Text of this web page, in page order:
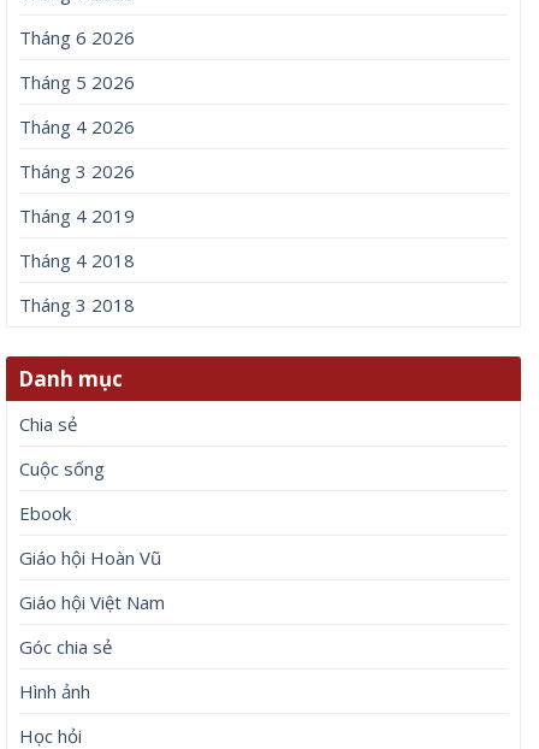
Tháng 6 2026
Tháng 5 2026
Tháng 4 2026
Tháng 3 2026
Tháng 4 2019
Tháng 4 2018
Tháng 3 2018
Danh mục
Chia sẻ
Cuộc sống
Ebook
Giáo hội Hoàn Vũ
Giáo hội Việt Nam
Góc chia sẻ
Hình ảnh
Học hỏi